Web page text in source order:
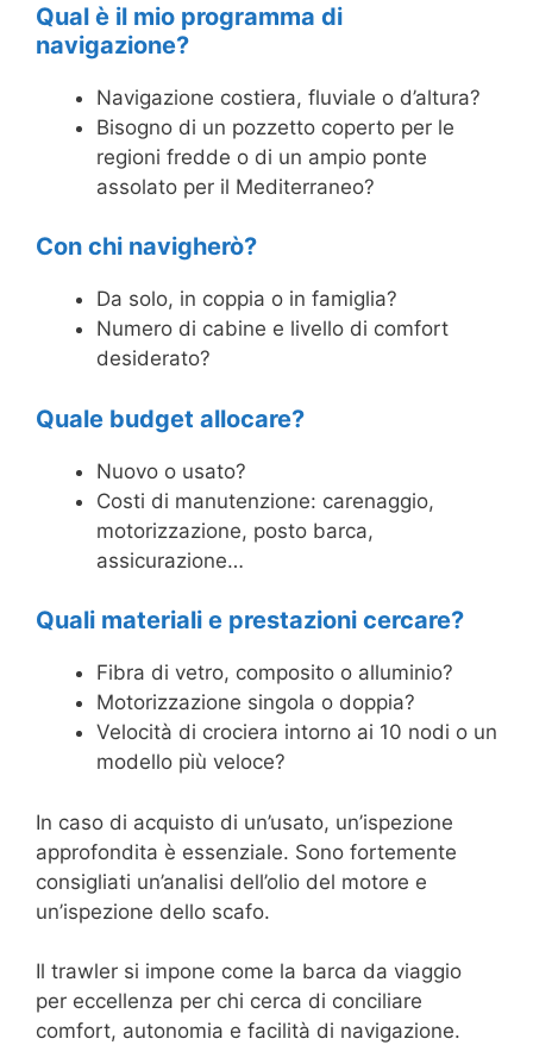
Qual è il mio programma di
navigazione?
Navigazione costiera, fluviale o d’altura?
Bisogno di un pozzetto coperto per le
regioni fredde o di un ampio ponte
assolato per il Mediterraneo?
Con chi navigherò?
Da solo, in coppia o in famiglia?
Numero di cabine e livello di comfort
desiderato?
Quale budget allocare?
Nuovo o usato?
Costi di manutenzione: carenaggio,
motorizzazione, posto barca,
assicurazione…
Quali materiali e prestazioni cercare?
Fibra di vetro, composito o alluminio?
Motorizzazione singola o doppia?
Velocità di crociera intorno ai 10 nodi o un
modello più veloce?
In caso di acquisto di un’usato, un’ispezione
approfondita è essenziale. Sono fortemente
consigliati un’analisi dell’olio del motore e
un’ispezione dello scafo.
Il trawler si impone come la barca da viaggio
per eccellenza per chi cerca di conciliare
comfort, autonomia e facilità di navigazione.